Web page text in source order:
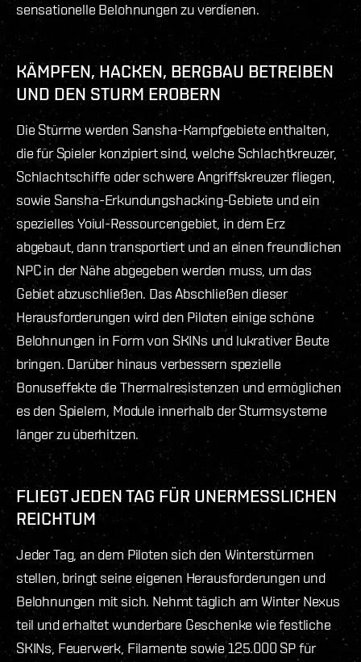
sensationelle Belohnungen zu verdienen.
KÄMPFEN, HACKEN, BERGBAU BETREIBEN
UND DEN STURM EROBERN
Die Stürme werden Sansha-Kampfgebiete enthalten,
die für Spieler konzipiert sind, welche Schlachtkreuzer,
Schlachtschiffe oder schwere Angriffskreuzer fliegen,
sowie Sansha-Erkundungshacking-Gebiete und ein
spezielles Yoiul-Ressourcengebiet, in dem Erz
abgebaut, dann transportiert und an einen freundlichen
NPC in der Nähe abgegeben werden muss, um das
Gebiet abzuschließen. Das Abschließen dieser
Herausforderungen wird den Piloten einige schöne
Belohnungen in Form von SKINs und lukrativer Beute
bringen. Darüber hinaus verbessern spezielle
Bonuseffekte die Thermalresistenzen und ermöglichen
es den Spielern, Module innerhalb der Sturmsysteme
länger zu überhitzen.
FLIEGT JEDEN TAG FÜR UNERMESSLICHEN
REICHTUM
Jeder Tag, an dem Piloten sich den Winterstürmen
stellen, bringt seine eigenen Herausforderungen und
Belohnungen mit sich. Nehmt täglich am Winter Nexus
teil und erhaltet wunderbare Geschenke wie festliche
SKINs, Feuerwerk, Filamente sowie 125.000 SP für